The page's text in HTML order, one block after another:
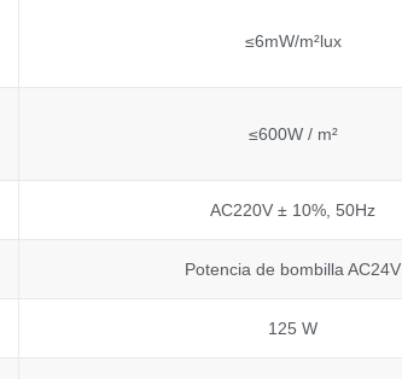
≤6mW/m²lux
≤600W / m²
AC220V ± 10%, 50Hz
Potencia de bombilla AC24V
125 W